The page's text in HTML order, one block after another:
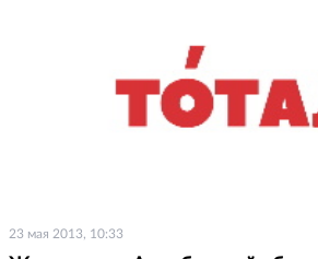
23 мая 2013, 10:33